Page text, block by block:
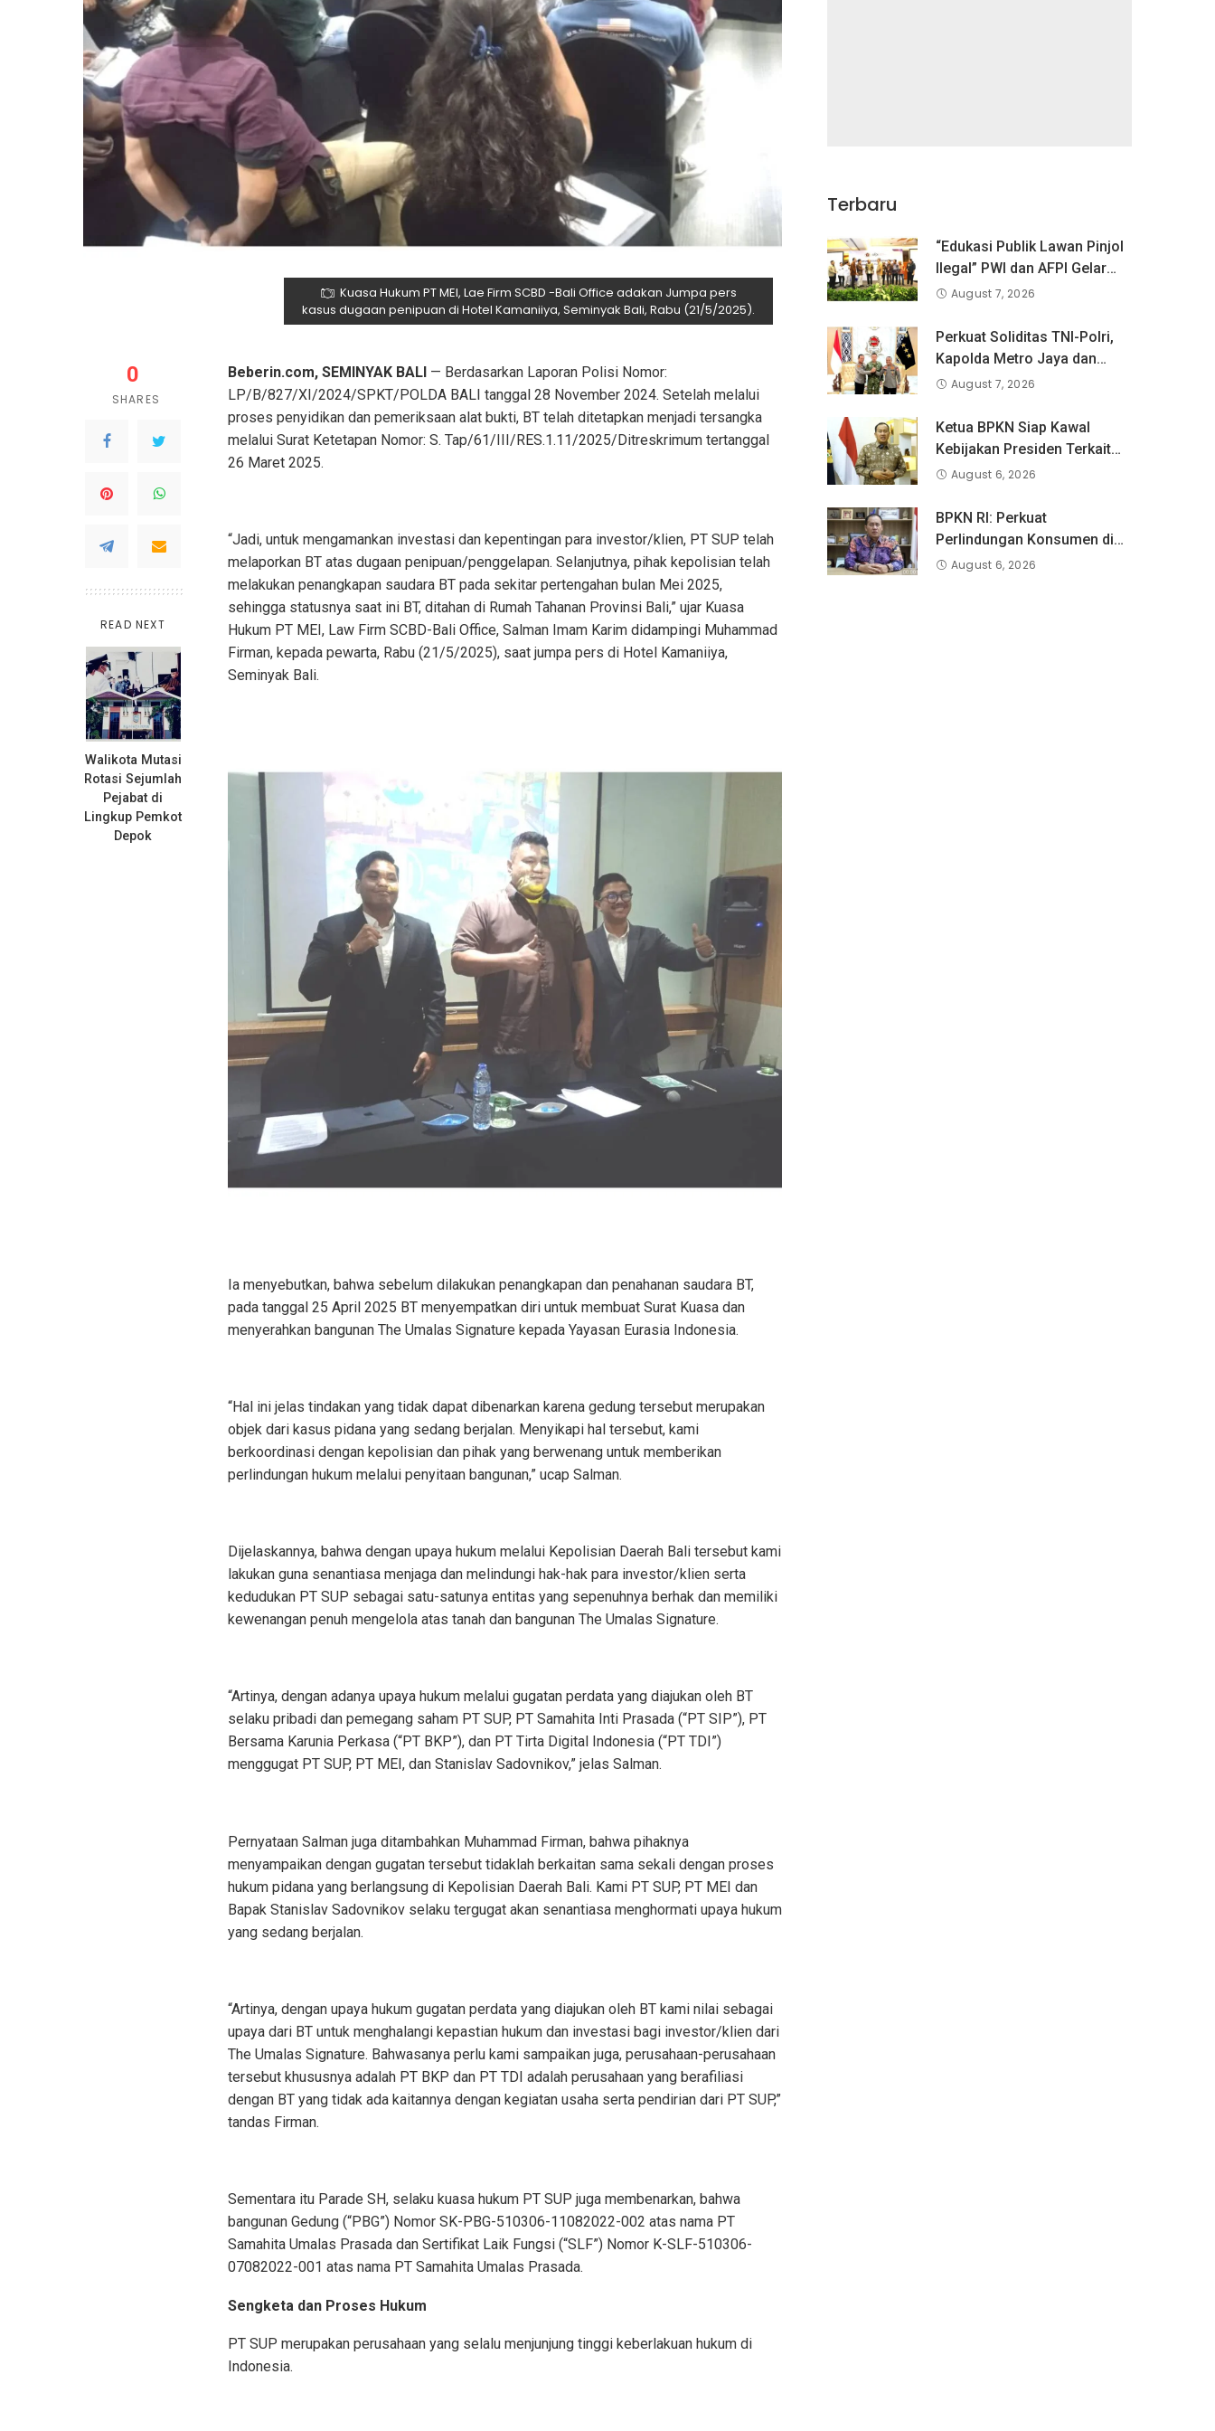
Kuasa Hukum PT MEI, Lae Firm SCBD -Bali Office adakan Jumpa pers
kasus dugaan penipuan di Hotel Kamaniiya, Seminyak Bali, Rabu (21/5/2025).
0
SHARES
READ NEXT
Walikota Mutasi
Rotasi Sejumlah
Pejabat di
Lingkup Pemkot
Depok
Beberin.com, SEMINYAK BALI — Berdasarkan Laporan Polisi Nomor:
LP/B/827/XI/2024/SPKT/POLDA BALI tanggal 28 November 2024. Setelah melalui
proses penyidikan dan pemeriksaan alat bukti, BT telah ditetapkan menjadi tersangka
melalui Surat Ketetapan Nomor: S. Tap/61/III/RES.1.11/2025/Ditreskrimum tertanggal
26 Maret 2025.
“Jadi, untuk mengamankan investasi dan kepentingan para investor/klien, PT SUP telah
melaporkan BT atas dugaan penipuan/penggelapan. Selanjutnya, pihak kepolisian telah
melakukan penangkapan saudara BT pada sekitar pertengahan bulan Mei 2025,
sehingga statusnya saat ini BT, ditahan di Rumah Tahanan Provinsi Bali,” ujar Kuasa
Hukum PT MEI, Law Firm SCBD-Bali Office, Salman Imam Karim didampingi Muhammad
Firman, kepada pewarta, Rabu (21/5/2025), saat jumpa pers di Hotel Kamaniiya,
Seminyak Bali.
Ia menyebutkan, bahwa sebelum dilakukan penangkapan dan penahanan saudara BT,
pada tanggal 25 April 2025 BT menyempatkan diri untuk membuat Surat Kuasa dan
menyerahkan bangunan The Umalas Signature kepada Yayasan Eurasia Indonesia.
“Hal ini jelas tindakan yang tidak dapat dibenarkan karena gedung tersebut merupakan
objek dari kasus pidana yang sedang berjalan. Menyikapi hal tersebut, kami
berkoordinasi dengan kepolisian dan pihak yang berwenang untuk memberikan
perlindungan hukum melalui penyitaan bangunan,” ucap Salman.
Dijelaskannya, bahwa dengan upaya hukum melalui Kepolisian Daerah Bali tersebut kami
lakukan guna senantiasa menjaga dan melindungi hak-hak para investor/klien serta
kedudukan PT SUP sebagai satu-satunya entitas yang sepenuhnya berhak dan memiliki
kewenangan penuh mengelola atas tanah dan bangunan The Umalas Signature.
“Artinya, dengan adanya upaya hukum melalui gugatan perdata yang diajukan oleh BT
selaku pribadi dan pemegang saham PT SUP, PT Samahita Inti Prasada (“PT SIP”), PT
Bersama Karunia Perkasa (“PT BKP”), dan PT Tirta Digital Indonesia (“PT TDI”)
menggugat PT SUP, PT MEI, dan Stanislav Sadovnikov,” jelas Salman.
Pernyataan Salman juga ditambahkan Muhammad Firman, bahwa pihaknya
menyampaikan dengan gugatan tersebut tidaklah berkaitan sama sekali dengan proses
hukum pidana yang berlangsung di Kepolisian Daerah Bali. Kami PT SUP, PT MEI dan
Bapak Stanislav Sadovnikov selaku tergugat akan senantiasa menghormati upaya hukum
yang sedang berjalan.
“Artinya, dengan upaya hukum gugatan perdata yang diajukan oleh BT kami nilai sebagai
upaya dari BT untuk menghalangi kepastian hukum dan investasi bagi investor/klien dari
The Umalas Signature. Bahwasanya perlu kami sampaikan juga, perusahaan-perusahaan
tersebut khususnya adalah PT BKP dan PT TDI adalah perusahaan yang berafiliasi
dengan BT yang tidak ada kaitannya dengan kegiatan usaha serta pendirian dari PT SUP,”
tandas Firman.
Sementara itu Parade SH, selaku kuasa hukum PT SUP juga membenarkan, bahwa
bangunan Gedung (“PBG”) Nomor SK-PBG-510306-11082022-002 atas nama PT
Samahita Umalas Prasada dan Sertifikat Laik Fungsi (“SLF”) Nomor K-SLF-510306-
07082022-001 atas nama PT Samahita Umalas Prasada.
Sengketa dan Proses Hukum
PT SUP merupakan perusahaan yang selalu menjunjung tinggi keberlakuan hukum di
Indonesia.
Terbaru
“Edukasi Publik Lawan Pinjol
Ilegal” PWI dan AFPI Gelar
Workshop Jurnalistik
August 7, 2026
Perkuat Soliditas TNI-Polri,
Kapolda Metro Jaya dan
Pangdam Jaya Kunjungi
August 7, 2026
Ketua BPKN Siap Kawal
Kebijakan Presiden Terkait
Potongan Biaya Bagi
August 6, 2026
BPKN RI: Perkuat
Perlindungan Konsumen di
Era Digital, Aduan Pinjaman
August 6, 2026